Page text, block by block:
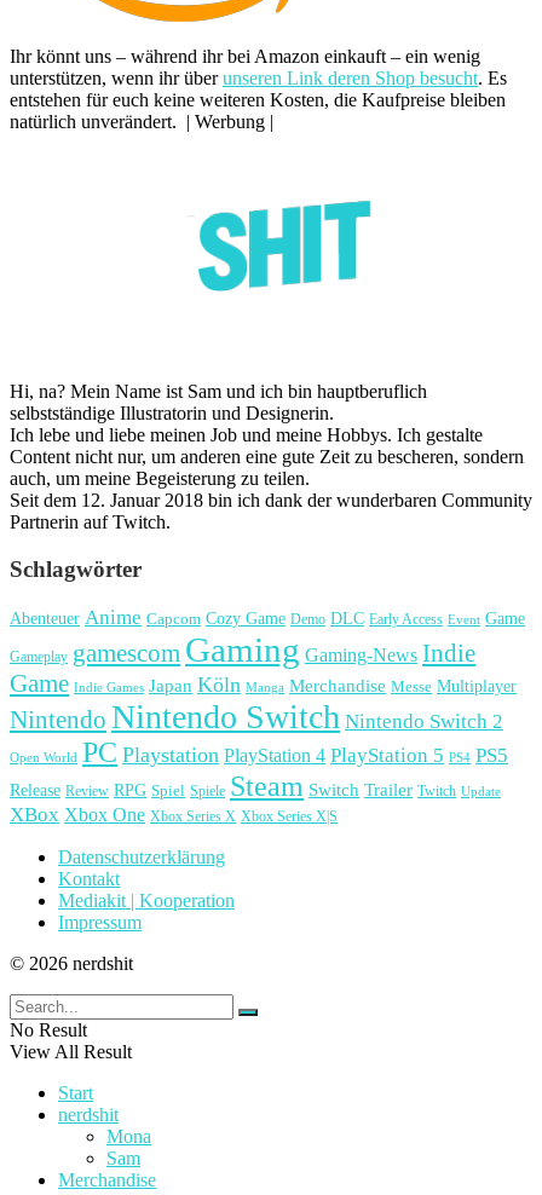
Ihr könnt uns – während ihr bei Amazon einkauft – ein wenig
unterstützen, wenn ihr überunseren Link deren Shop besucht. Es
entstehen für euch keine weiteren Kosten, die Kaufpreise bleiben
natürlich unverändert. | Werbung |
Hi, na? Mein Name ist Sam und ich bin hauptberuflich
selbstständige Illustratorin und Designerin.
Ich lebe und liebe meinen Job und meine Hobbys. Ich gestalte
Content nicht nur, um anderen eine gute Zeit zu bescheren, sondern
auch, um meine Begeisterung zu teilen.
Seit dem 12. Januar 2018 bin ich dank der wunderbaren Community
Partnerin auf Twitch.
Schlagwörter
Abenteuer Anime Capcom Cozy Game Demo DLC Early Access Event Game
Gameplay gamescom Gaming Gaming-News Indie
Game Indie Games Japan Köln Manga Merchandise Messe Multiplayer
Nintendo Nintendo Switch Nintendo Switch 2
Open World PC Playstation PlayStation 4 PlayStation 5 PS4 PS5
Release Review RPG Spiel Spiele Steam Switch Trailer Twitch Update
XBox Xbox One Xbox Series X Xbox Series X|S
Datenschutzerklärung
Kontakt
Mediakit | Kooperation
Impressum
© 2026 nerdshit
No Result
View All Result
Start
nerdshit
Mona
Sam
Merchandise